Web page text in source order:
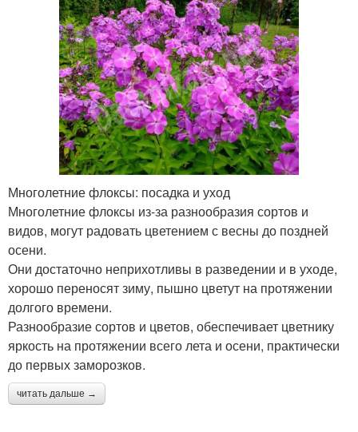
Многолетние флоксы: посадка и уход
Многолетние флоксы из-за разнообразия сортов и
видов, могут радовать цветением с весны до поздней
осени.
Они достаточно неприхотливы в разведении и в уходе,
хорошо переносят зиму, пышно цветут на протяжении
долгого времени.
Разнообразие сортов и цветов, обеспечивает цветнику
яркость на протяжении всего лета и осени, практически
до первых заморозков.
читать дальше →